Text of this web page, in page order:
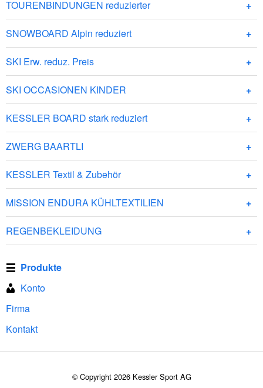
TOURENBINDUNGEN reduzierter
SNOWBOARD Alpin reduziert
SKI Erw. reduz. Preis
SKI OCCASIONEN KINDER
KESSLER BOARD stark reduziert
ZWERG BAARTLI
KESSLER Textil & Zubehör
MISSION ENDURA KÜHLTEXTILIEN
REGENBEKLEIDUNG
Produkte
Konto
Firma
Kontakt
© Copyright 2026 Kessler Sport AG